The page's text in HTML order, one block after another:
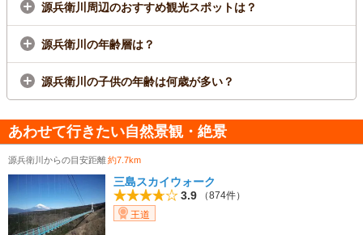
源兵衛川周辺のおすすめ観光スポットは？
源兵衛川の年齢層は？
源兵衛川の子供の年齢は何歳が多い？
あわせて行きたい自然景観・絶景
源兵衛川からの目安距離約7.7km
三島スカイウォーク
3.9
（874件）
王道